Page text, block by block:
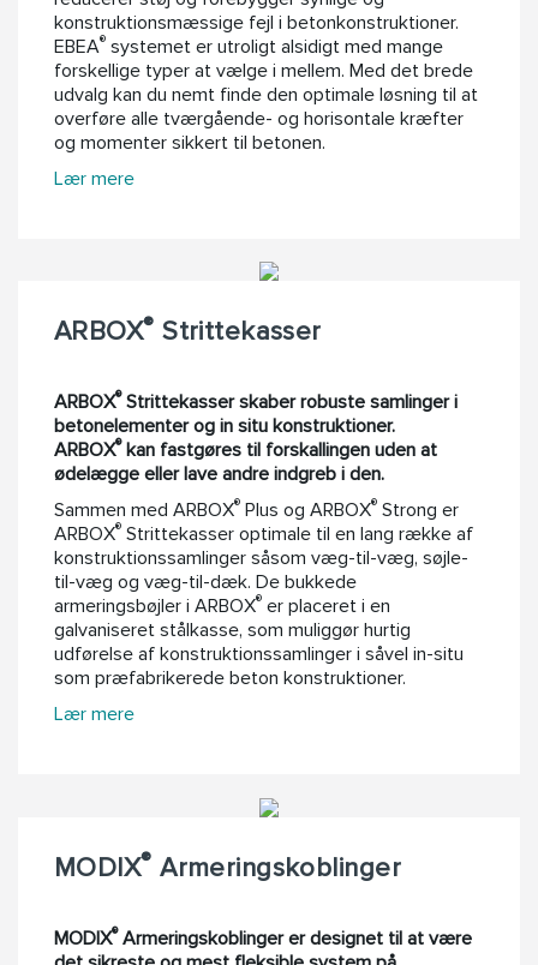
konstruktionsmæssige fejl i betonkonstruktioner.
EBEA® systemet er utroligt alsidigt med mange
forskellige typer at vælge i mellem. Med det brede
udvalg kan du nemt finde den optimale løsning til at
overføre alle tværgående- og horisontale kræfter
og momenter sikkert til betonen.
Lær mere
ARBOX® Strittekasser
ARBOX®Strittekasser skaber robuste samlinger i
betonelementer og in situ konstruktioner.
ARBOX®kan fastgøres til forskallingen uden at
ødelægge eller lave andre indgreb i den.
Sammen med ARBOX® Plus og ARBOX® Strong er
ARBOX® Strittekasser optimale til en lang række af
konstruktionssamlinger såsom væg-til-væg, søjle-
til-væg og væg-til-dæk. De bukkede
armeringsbøjler i ARBOX® er placeret i en
galvaniseret stålkasse, som muliggør hurtig
udførelse af konstruktionssamlinger i såvel in-situ
som præfabrikerede beton konstruktioner.
Lær mere
MODIX® Armeringskoblinger
MODIX®Armeringskoblinger er designet til at være